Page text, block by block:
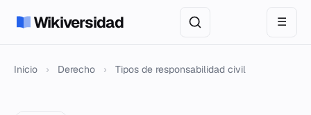
Wikiversidad ☰
Inicio › Derecho › Tipos de responsabilidad civil